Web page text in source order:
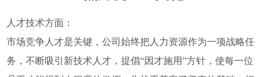
人才技术方面：
市场竞争人才是关键，公司始终把人力资源作为一项战略任
务，不断吸引新技术人才，提倡“因才施用”方针，使每一位